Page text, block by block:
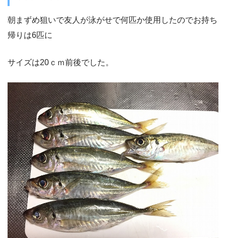
朝まずめ狙いで友人が泳がせで何匹か使用したのでお持ち
帰りは6匹に
サイズは20ｃｍ前後でした。